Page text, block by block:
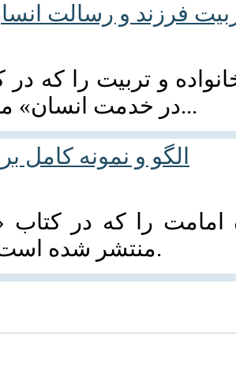
فرزند و رسالت
و تربیت را که در
در خدمت انسان» منتشر شده ا...
را که در کتاب
منتشر شده است، می‌خوانید.